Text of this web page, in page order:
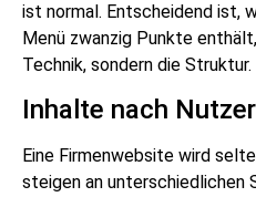
ist normal. Entscheidend ist,
Menü zwanzig Punkte
Technik, sondern die Struktur.
Inhalte nach
Eine Firmenwebsite wird
steigen an unterschiedlichen